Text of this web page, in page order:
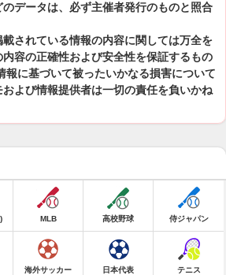
データは、必ず主催者発行のものと照合
されている情報の内容に関しては万全を
容の正確性および安全性を保証するもの
報に基づいて被ったいかなる損害について
よび情報提供者は一切の責任を負いかね
MLB 高校野球 侍ジャパン
海外サッカー 日本代表 テニス